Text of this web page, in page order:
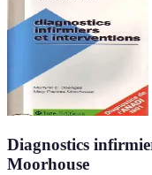
Diagnostics
Moorhouse